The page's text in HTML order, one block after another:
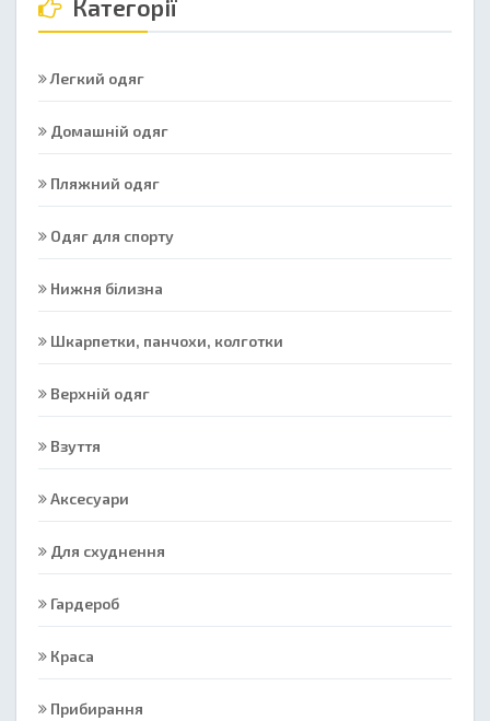
Категорії
Легкий одяг
Домашній одяг
Пляжний одяг
Одяг для спорту
Нижня білизна
Шкарпетки, панчохи, колготки
Верхній одяг
Взуття
Аксесуари
Для схуднення
Гардероб
Краса
Прибирання